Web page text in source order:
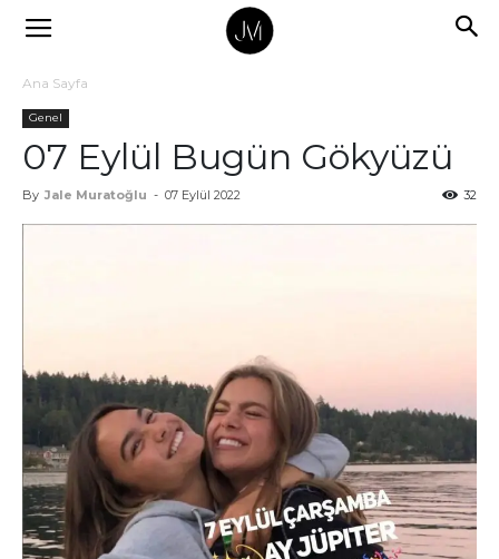
Ana Sayfa
Genel
07 Eylül Bugün Gökyüzü
By Jale Muratoğlu - 07 Eylül 2022 32